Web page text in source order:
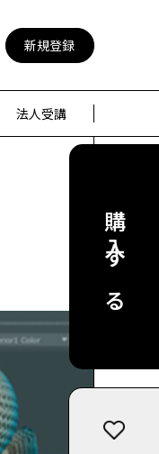
新規登録
法人受講
購入する